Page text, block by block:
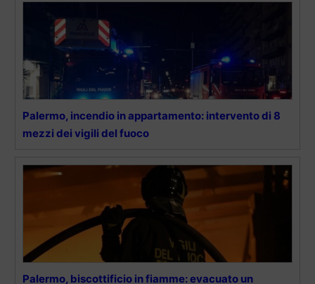
Palermo, incendio in appartamento: intervento di 8
mezzi dei vigili del fuoco
Palermo, biscottificio in fiamme: evacuato un